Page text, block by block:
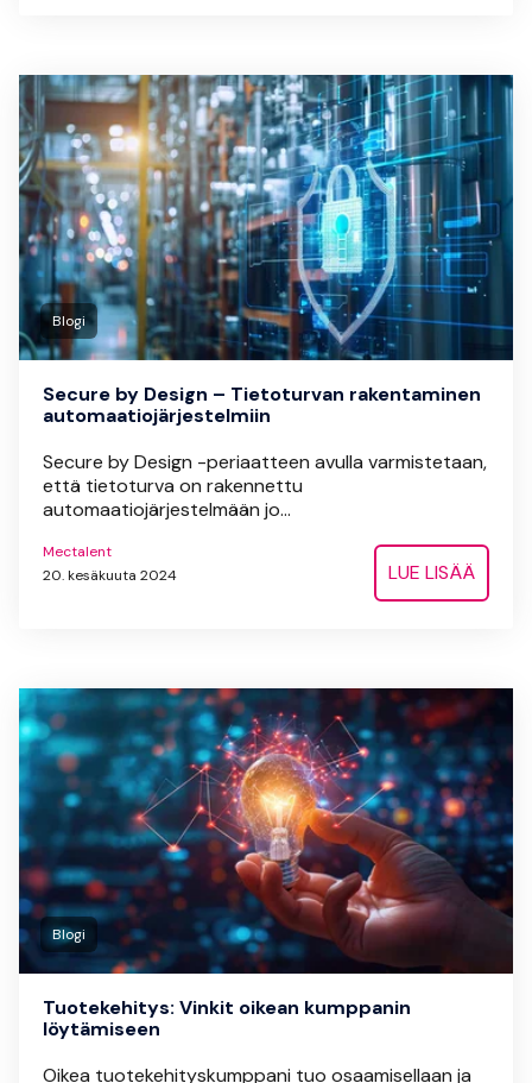
Blogi
Secure by Design – Tietoturvan rakentaminen
automaatiojärjestelmiin
Secure by Design -periaatteen avulla varmistetaan,
että tietoturva on rakennettu
automaatiojärjestelmään jo...
Mectalent
20. kesäkuuta 2024
LUE LISÄÄ
Blogi
Tuotekehitys: Vinkit oikean kumppanin
löytämiseen
Oikea tuotekehityskumppani tuo osaamisellaan ja